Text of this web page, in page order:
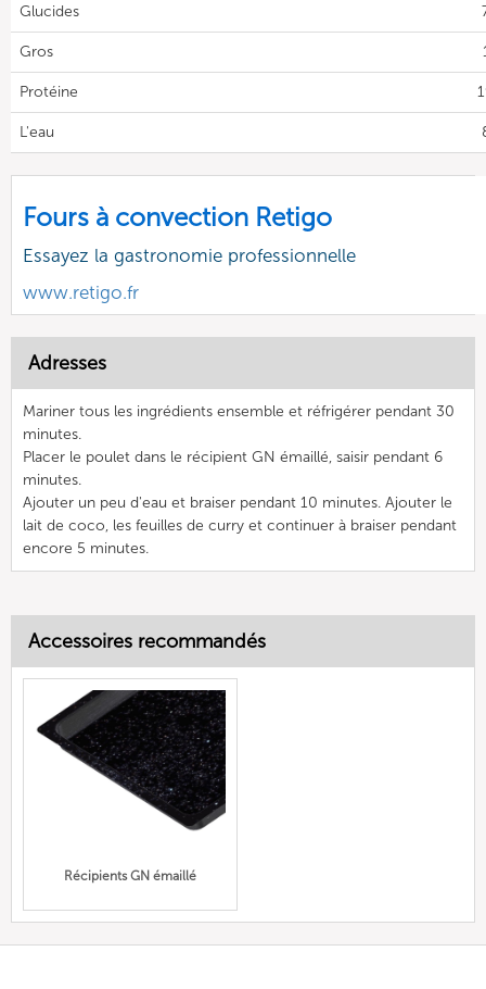
Glucides
Gros
Protéine
L'eau
Fours à convection Retigo
Essayez la gastronomie professionnelle
www.retigo.fr
Adresses
Mariner tous les ingrédients ensemble et réfrigérer pendant 30
minutes.
Placer le poulet dans le récipient GN émaillé, saisir pendant 6
minutes.
Ajouter un peu d'eau et braiser pendant 10 minutes. Ajouter le
lait de coco, les feuilles de curry et continuer à braiser pendant
encore 5 minutes.
Accessoires recommandés
Récipients GN émaillé